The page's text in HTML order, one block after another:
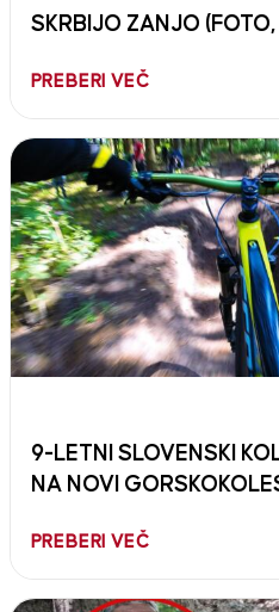
SKRBIJO ZANJO
PREBERI VEČ
9-LETNI SLOVENSKI
NA NOVI
PREBERI VEČ